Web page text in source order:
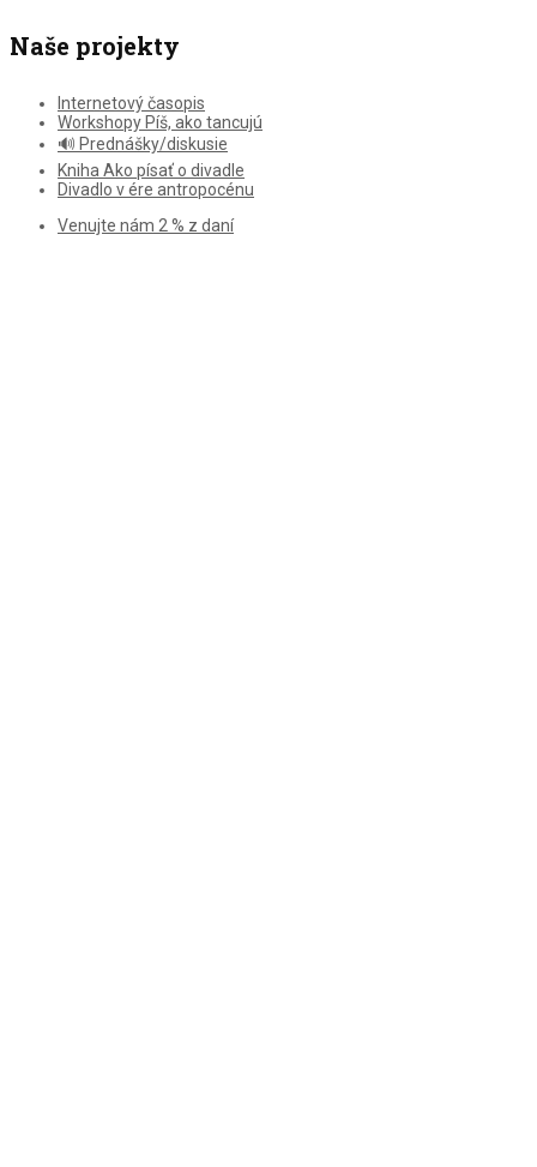
Naše projekty
Internetový časopis
Workshopy Píš, ako tancujú
🔊 Prednášky/diskusie
Kniha Ako písať o divadle
Divadlo v ére antropocénu
Venujte nám 2 % z daní